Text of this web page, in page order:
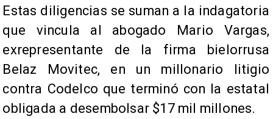
Estas diligencias se suman a la indagatoria
que vincula al abogado Mario Vargas,
exrepresentante de la firma bielorrusa
Belaz Movitec, en un millonario litigio
contra Codelco que terminó con la estatal
obligada a desembolsar $17 mil millones.